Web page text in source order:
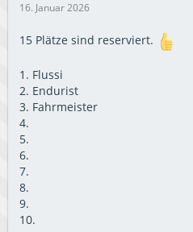
16. Januar 2026
15 Plätze sind reserviert.
1. Flussi
2. Endurist
3. Fahrmeister
4.
5.
6.
7.
8.
9.
10.